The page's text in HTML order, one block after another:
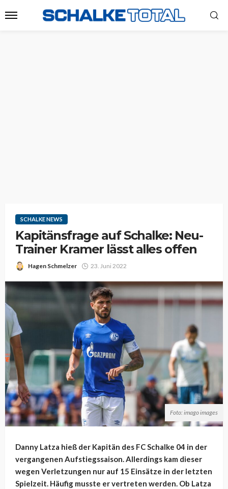
SCHALKE NEWS
Kapitänsfrage auf Schalke: Neu-
Trainer Kramer lässt alles offen
Hagen Schmelzer 23. Juni 2022
Foto: imago images
Danny Latza hieß der Kapitän des FC Schalke 04 in der
vergangenen Aufstiegssaison. Allerdings kam dieser
wegen Verletzungen nur auf 15 Einsätze in der letzten
Spielzeit. Häufig musste er vertreten werden. Ob Latza